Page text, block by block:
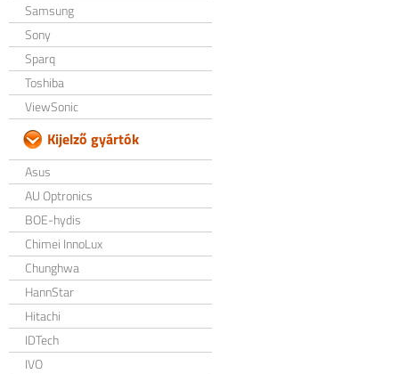
Samsung
Sony
Sparq
Toshiba
ViewSonic
Kijelző gyártók
Asus
AU Optronics
BOE-hydis
Chimei InnoLux
Chunghwa
HannStar
Hitachi
IDTech
IVO